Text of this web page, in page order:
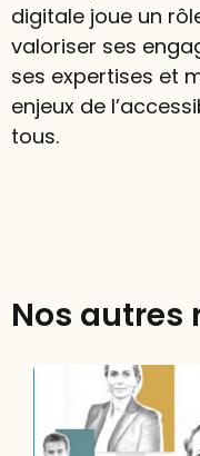
digitale joue un
valoriser ses
ses expertises et
enjeux de
tous.
Nos autres